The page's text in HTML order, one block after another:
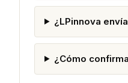
¿LPinnova
¿Cómo